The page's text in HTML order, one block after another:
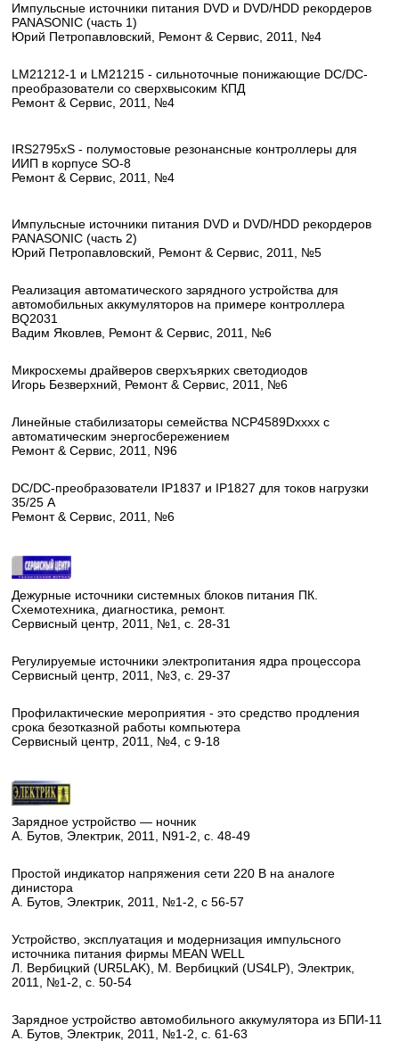
Импульсные источники питания DVD и DVD/HDD рекордеров
PANASONIC (часть 1)
Юрий Петропавловский, Ремонт & Сервис, 2011, №4
LM21212-1 и LM21215 - сильноточные понижающие DC/DC-
преобразователи со сверхвысоким КПД
Ремонт & Сервис, 2011, №4
IRS2795xS - полумостовые резонансные контроллеры для
ИИП в корпусе SO-8
Ремонт & Сервис, 2011, №4
Импульсные источники питания DVD и DVD/HDD рекордеров
PANASONIC (часть 2)
Юрий Петропавловский, Ремонт & Сервис, 2011, №5
Реализация автоматического зарядного устройства для
автомобильных аккумуляторов на примере контроллера
BQ2031
Вадим Яковлев, Ремонт & Сервис, 2011, №6
Микросхемы драйверов сверхъярких светодиодов
Игорь Безверхний, Ремонт & Сервис, 2011, №6
Линейные стабилизаторы семейства NCP4589Dxxxx с
автоматическим энергосбережением
Ремонт & Сервис, 2011, N96
DC/DC-преобразователи IP1837 и IP1827 для токов нагрузки
35/25 А
Ремонт & Сервис, 2011, №6
Дежурные источники системных блоков питания ПК.
Схемотехника, диагностика, ремонт.
Сервисный центр, 2011, №1, с. 28-31
Регулируемые источники электропитания ядра процессора
Сервисный центр, 2011, №3, с. 29-37
Профилактические мероприятия - это средство продления
срока безотказной работы компьютера
Сервисный центр, 2011, №4, с 9-18
Зарядное устройство — ночник
А. Бутов, Электрик, 2011, N91-2, с. 48-49
Простой индикатор напряжения сети 220 В на аналоге
динистора
А. Бутов, Электрик, 2011, №1-2, с 56-57
Устройство, эксплуатация и модернизация импульсного
источника питания фирмы MEAN WELL
Л. Вербицкий (UR5LAK), М. Вербицкий (US4LP), Электрик,
2011, №1-2, с. 50-54
Зарядное устройство автомобильного аккумулятора из БПИ-11
А. Бутов, Электрик, 2011, №1-2, с. 61-63